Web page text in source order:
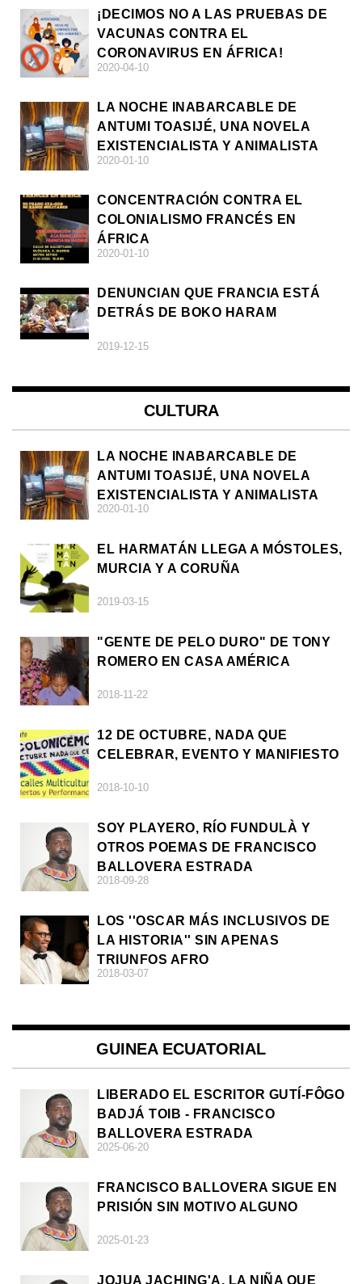
¡DECIMOS NO A LAS PRUEBAS DE
VACUNAS CONTRA EL
CORONAVIRUS EN ÁFRICA!
2020-04-10
LA NOCHE INABARCABLE DE
ANTUMI TOASIJÉ, UNA NOVELA
EXISTENCIALISTA Y ANIMALISTA
2020-01-10
CONCENTRACIÓN CONTRA EL
COLONIALISMO FRANCÉS EN
ÁFRICA
2020-01-10
DENUNCIAN QUE FRANCIA ESTÁ
DETRÁS DE BOKO HARAM
2019-12-15
CULTURA
LA NOCHE INABARCABLE DE
ANTUMI TOASIJÉ, UNA NOVELA
EXISTENCIALISTA Y ANIMALISTA
2020-01-10
EL HARMATÁN LLEGA A MÓSTOLES,
MURCIA Y A CORUÑA
2019-03-15
"GENTE DE PELO DURO" DE TONY
ROMERO EN CASA AMÉRICA
2018-11-22
12 DE OCTUBRE, NADA QUE
CELEBRAR, EVENTO Y MANIFIESTO
2018-10-10
SOY PLAYERO, RÍO FUNDULÀ Y
OTROS POEMAS DE FRANCISCO
BALLOVERA ESTRADA
2018-09-28
LOS ''OSCAR MÁS INCLUSIVOS DE
LA HISTORIA'' SIN APENAS
TRIUNFOS AFRO
2018-03-07
GUINEA ECUATORIAL
LIBERADO EL ESCRITOR GUTÍ-FÔGO
BADJÁ TOIB - FRANCISCO
BALLOVERA ESTRADA
2025-06-20
FRANCISCO BALLOVERA SIGUE EN
PRISIÓN SIN MOTIVO ALGUNO
2025-01-23
JOJUA JACHING'A, LA NIÑA QUE